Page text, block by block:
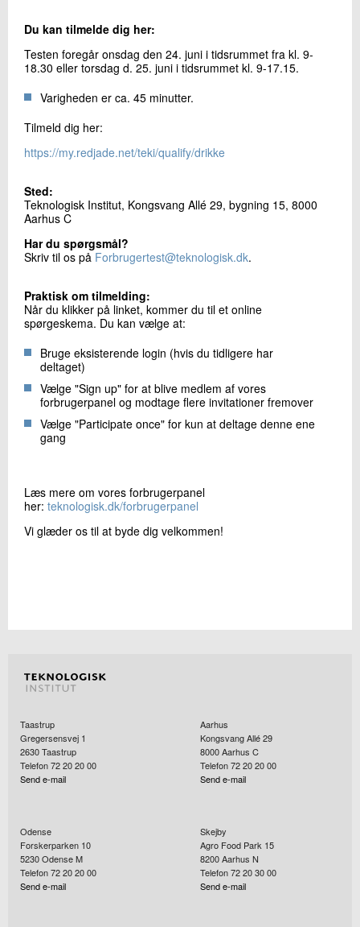
Send
Du kan tilmelde dig her:
Testen foregår onsdag den 24. juni i tidsrummet fra kl. 9-
18.30 eller torsdag d. 25. juni i tidsrummet kl. 9-17.15.
Varigheden er ca. 45 minutter.
Tilmeld dig her:
https://my.redjade.net/teki/qualify/drikke
Sted:
Te​​knologisk Institut, Kongsvang Allé 29, bygning 15, 8000
Aarhus C
Har du spørgsmål?
Skriv til os på Forbrugertest@teknologisk.dk.
Praktisk om tilmelding:
Når du klikker på linket, kommer du til et online
spørgeskema. Du kan vælge at:
Bruge eksisterende login (hvis du tidligere har
deltaget)
Vælge "Sign up" for at blive medlem af vores
forbrugerpanel og modtage flere invitationer fremover
Vælge "Participate once" for kun at deltage denne ene
gang
Læs mere om vores forbrugerpanel
her: teknologisk.dk/forbrugerpanel
Vi glæder os til at byde dig velkommen!
Taastrup
Gregersensvej 1
2630Taastrup
Telefon 72 20 20 00
Send e-mail
Aarhus
Kongsvang Allé 29
8000Aarhus C
Telefon 72 20 20 00
Send e-mail
Odense
Forskerparken 10
5230Odense M
Telefon 72 20 20 00
Send e-mail
Skejby
Agro Food Park 15
8200Aarhus N
Telefon 72 20 30 00
Send e-mail